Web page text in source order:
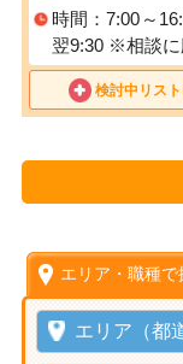
時間：7:00～
翌9:30 ※相談に
検討中リス
エリア・職種で
エリア（都